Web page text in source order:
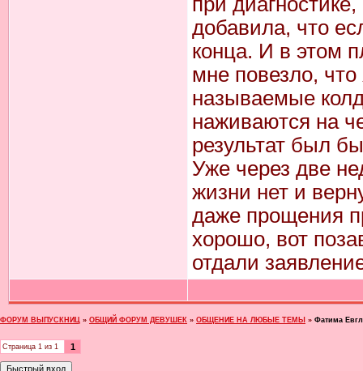
добавила, что
конца. И в этом
мне повезло, что
называемые
наживаются на
результат был
Уже через две
жизни нет и
даже прощения
хорошо, вот
отдали
ФОРУМ ВЫПУСКНИЦ » ОБЩИЙ ФОРУМ ДЕВУШЕК » ОБЩЕНИЕ НА ЛЮБЫЕ ТЕМЫ » Фатима
Страница 1 из 1 1